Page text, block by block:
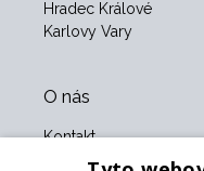
Hradec Králové
Karlovy Vary
O nás
Kontakt